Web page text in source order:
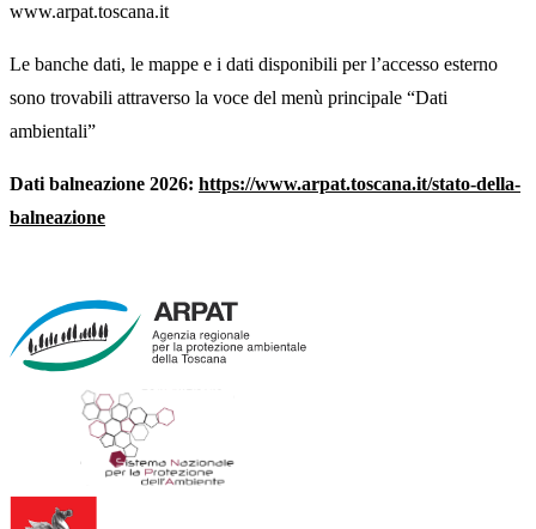
www.arpat.toscana.it
Le banche dati, le mappe e i dati disponibili per l’accesso esterno
sono trovabili attraverso la voce del menù principale “Dati
ambientali”
Dati balneazione 2026: https://www.arpat.toscana.it/stato-della-
balneazione